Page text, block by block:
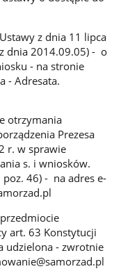
z dnia 11 lipca
dnia 2014.09.05) - o
- na stronie
- Adresata.
otrzymania
Prezesa
r. w sprawie
s. i wniosków.
46) - na adres e-
art. 63 Konstytucji
udzielona - zwrotnie